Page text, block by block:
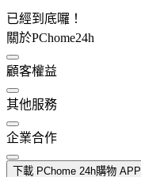
已經到底囉！
關於PChome24h
顧客權益
其他服務
企業合作
下載 PChome 24h購物 APP